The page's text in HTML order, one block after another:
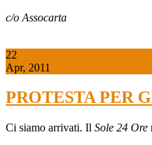
c/o Assocarta
22
Apr, 2011
PROTESTA PER
Ci siamo arrivati. Il Sole 24 Ore